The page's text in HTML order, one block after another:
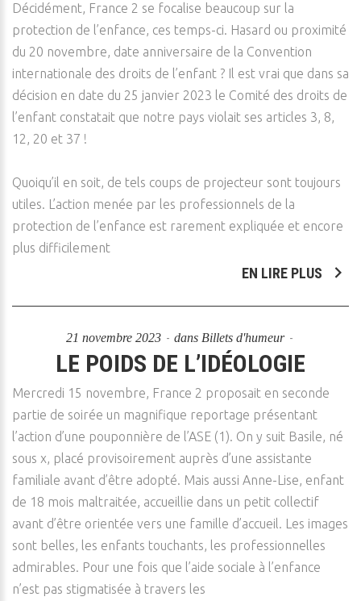
Décidément, France 2 se focalise beaucoup sur la
protection de l’enfance, ces temps-ci. Hasard ou proximité
du 20 novembre, date anniversaire de la Convention
internationale des droits de l’enfant ? Il est vrai que dans sa
décision en date du 25 janvier 2023 le Comité des droits de
l’enfant constatait que notre pays violait ses articles 3, 8,
12, 20 et 37 !
Quoiqu’il en soit, de tels coups de projecteur sont toujours
utiles. L’action menée par les professionnels de la
protection de l’enfance est rarement expliquée et encore
plus difficilement
EN LIRE PLUS
21 novembre 2023 dans Billets d'humeur
LE POIDS DE L’IDÉOLOGIE
Mercredi 15 novembre, France 2 proposait en seconde
partie de soirée un magnifique reportage présentant
l’action d’une pouponnière de l’ASE (1). On y suit Basile, né
sous x, placé provisoirement auprès d’une assistante
familiale avant d’être adopté. Mais aussi Anne-Lise, enfant
de 18 mois maltraitée, accueillie dans un petit collectif
avant d’être orientée vers une famille d’accueil. Les images
sont belles, les enfants touchants, les professionnelles
admirables. Pour une fois que l’aide sociale à l’enfance
n’est pas stigmatisée à travers les